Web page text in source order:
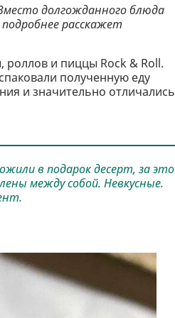
долгожданного блюда
расскажет
роллов и пиццы Rock & Roll.
полученную еду
и значительно отличались
в подарок десерт, за это
между собой. Невкусные.